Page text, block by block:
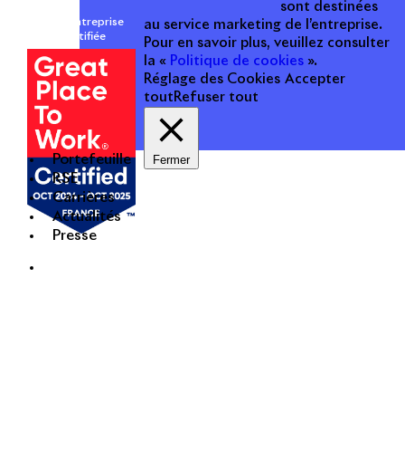
Portefeuille
RSE
Carrières
Actualités
Presse
Une entreprise
certifiée
sont destinées
au service marketing de l’entreprise.
Pour en savoir plus, veuillez consulter
la « Politique de cookies ».
Réglage des Cookies Accepter
tout Refuser tout
Fermer